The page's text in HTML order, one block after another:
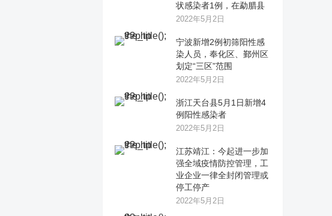
状感染者1例，在勐腊县
2022年5月2日
宁波新增2例初筛阳性感
染人员，奉化区、鄞州区
划定“三区”范围
2022年5月2日
浙江天台县5月1日新增4
例阳性感染者
2022年5月2日
江苏靖江：今起进一步加
强全域疫情防控管理，工
业企业一律全封闭管理或
停工停产
2022年5月2日